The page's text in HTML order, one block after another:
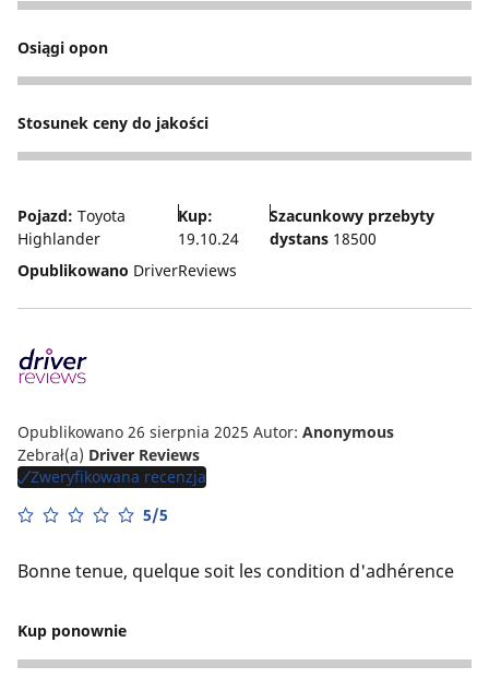
4
Osiągi opon
3
Stosunek ceny do jakości
4
Pojazd: Toyota
Highlander
Kup:
19.10.24
Szacunkowy przebyty
dystans18500
Opublikowano DriverReviews
Opublikowano 26 sierpnia 2025 Autor: Anonymous
Zebrał(a) Driver Reviews
Zweryfikowana recenzja
5/5
Bonne tenue, quelque soit les condition d'adhérence
Kup ponownie
5